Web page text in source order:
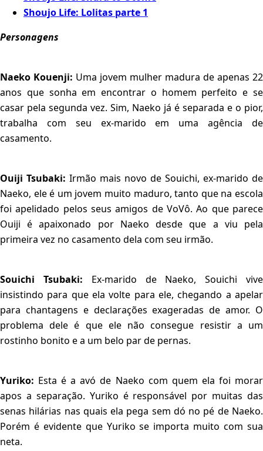
Shoujo Life: Lolitas parte 1
Personagens
Naeko Kouenji: Uma jovem mulher madura de apenas 22
anos que sonha em encontrar o homem perfeito e se
casar pela segunda vez. Sim, Naeko já é separada e o pior,
trabalha com seu ex-marido em uma agência de
casamento.
Ouiji Tsubaki: Irmão mais novo de Souichi, ex-marido de
Naeko, ele é um jovem muito maduro, tanto que na escola
foi apelidado pelos seus amigos de VoVô. Ao que parece
Ouiji é apaixonado por Naeko desde que a viu pela
primeira vez no casamento dela com seu irmão.
Souichi Tsubaki: Ex-marido de Naeko, Souichi vive
insistindo para que ela volte para ele, chegando a apelar
para chantagens e declarações exageradas de amor. O
problema dele é que ele não consegue resistir a um
rostinho bonito e a um belo par de pernas.
Yuriko: Esta é a avó de Naeko com quem ela foi morar
apos a separação. Yuriko é responsável por muitas das
senas hilárias nas quais ela pega sem dó no pé de Naeko.
Porém é evidente que Yuriko se importa muito com sua
neta.